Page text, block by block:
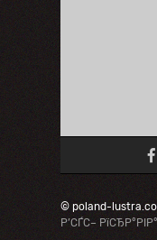
© poland-
Р’СЃС–